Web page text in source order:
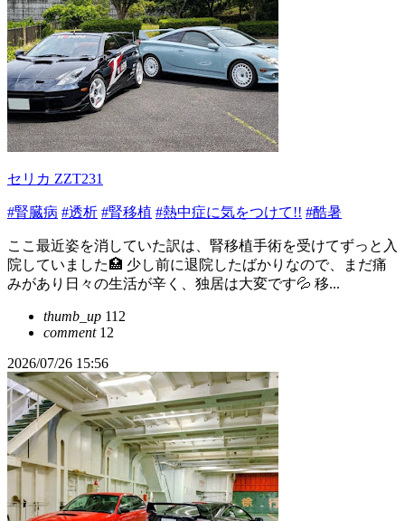
セリカ ZZT231
#腎臓病 #透析 #腎移植 #熱中症に気をつけて!! #酷暑
ここ最近姿を消していた訳は、腎移植手術を受けてずっと入
院していました🏥 少し前に退院したばかりなので、まだ痛
みがあり日々の生活が辛く、独居は大変です💦 移...
thumb_up 112
comment12
2026/07/26 15:56